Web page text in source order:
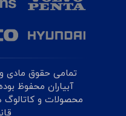
تمامی حقوق مادی
آبیاران محفوظ
محصولات و کاتالوگ